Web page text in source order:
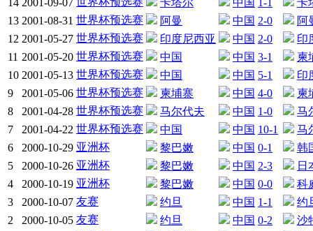
14 2001-09-07 卡塔尔 中国 1-1
卡
13 2001-08-31 世界杯预选赛 阿曼 中国 2-0
阿
12 2001-05-27 世界杯预选赛 印度尼西亚 中国 2-0
印
11 2001-05-20 世界杯预选赛 中国 中国 3-1
柬
10 2001-05-13 世界杯预选赛 中国 中国 5-1
印
9
2001-05-06 世界杯预选赛 柬埔寨 中国 4-0
柬
8
2001-04-28 世界杯预选赛 马尔代夫 中国 1-0
马
7
2001-04-22 世界杯预选赛 中国 中国 10-1
马
6
2000-10-29 亚洲杯 黎巴嫩 中国 0-1
韩
5
2000-10-26 亚洲杯 黎巴嫩 中国 2-3
日
4
2000-10-19 亚洲杯 黎巴嫩 中国 0-0
科
3
2000-10-07 友赛 约旦 中国 1-1
约
2
2000-10-05 友赛 约旦 中国 0-2
沙